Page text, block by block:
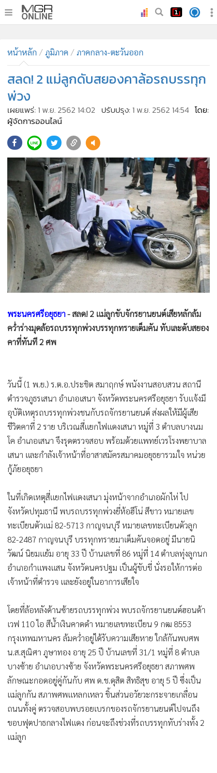
• ทันเหตุการณ์
• ภาคใต้
• ภูมิภาค
• Online Section
• บันเทิง
• ผู้จัดการรายวัน
• คอลัมนิสต์
• ละคร
CbizReview
•
Cyber BIZ
• ผู้จัดกวน
• Good health & Well-being
• Green Innovation & SD
Management & HR
MGR Live
•
Infographic
• การเมือง
ท่องเที่ยว
• กีฬา
• ต่างประเทศ
• จีน
• ชุมชน-คุณภาพชีวิต
• อาชญากรรม
• Motoring
• เกม
• วิทยาศาสตร์
• SMEs
หุ้น
•
อินโดจีน
กองทุนรวม
• Celeb Online
• Factcheck
• ญี่ปุ่น
• News1
หน้าหลัก ภูมิภาค ภาคกลาง-ตะวันออก
สลด! 2 แม่ลูกดับสยองคาล้อรถบรรทุก
พ่วง
เผยแพร่: 1 พ.ย. 2562 14:02 ปรับปรุง: 1 พ.ย. 2562 14:54 โดย:
ผู้จัดการออนไลน์
พระนครศรีอยุธยา- สลด! 2 แม่ลูกขับจักรยานยนต์เสียหลักล้ม
คว่ำร่างมุดล้อรถบรรทุกพ่วงบรรทุกทรายเต็มคัน ทับเละดับสยอง
คาที่ทันที 2 ศพ
วันนี้ (1 พ.ย.) ร.ต.อ.ประชิต สมาฤกษ์ พนังงานสอบสวน สถานี
ตำรวจภูธรเสนา อำเภอเสนา จังหวัดพระนครศรีอยุธยา รับแจ้งมี
อุบัติเหตุรถบรรทุกพ่วงชนกับรถจักรยานยนต์ ส่งผลให้มีผู้เสีย
ชีวิตคาที่ 2 ราย บริเวณสี่แยกไฟแดงเสนา หมู่ที่ 3 ตำบลบางนม
โค อำเภอเสนา จึงรุดตรวจสอบ พร้อมด้วยแพทย์เวรโรงพยาบาล
เสนา และกำลังเจ้าหน้าที่อาสาสมัครสมาคมอยุธยารวมใจ หน่วย
กู้ภัยอยุธยา
ในที่เกิดเหตุสี่แยกไฟแดงเสนา มุ่งหน้าจากอำเภอผักไห่ ไป
จังหวัดปทุมธานี พบรถบรรทุกพ่วงยี่ห้อฮีโน่ สีขาว หมายเลข
ทะเบียนตัวแม่ 82-5713 กาญจนบุรี หมายเลขทะเบียนตัวลูก
82-2487 กาญจนบุรี บรรทุกทรายมาเต็มคันจอดอยู่ มีนายนิ
วัฒน์ นิยมแย้ม อายุ 33 ปี บ้านเลขที่ 86 หมู่ที่ 14 ตำบลทุ่งลูกนก
อำเภอกำแพงแสน จังหวัดนครปฐม เป็นผู้ขับขี่ นั่งรอให้การต่อ
เจ้าหน้าที่ตำรวจ และยังอยู่ในอาการเสียใจ
โดยที่ล้อหลังด้านซ้ายรถบรรทุกพ่วง พบรถจักรยานยนต์ฮอนด้า
เวฟ 110 ไอ สีน้ำเงินคาดดำ หมายเลขทะเบียน 9 กฒ 8553
กรุงเทพมหานคร ล้มคว่ำอยู่ได้รับความเสียหาย ใกล้กันพบศพ
น.ส.สุณิศา ภูษาทอง อายุ 25 ปี บ้านเลขที่ 31/1 หมู่ที่ 8 ตำบล
บางซ้าย อำเภอบางซ้าย จังหวัดพระนครศรีอยุธยา สภาพศพ
ลักษณะกอดอยู่คู่กันกับ ศพ ด.ช.ดุสิต สิทธิสุข อายุ 5 ปี ซึ่งเป็น
แม่ลูกกัน สภาพศพแหลกเหลว ชิ้นส่วนอวัยวะกระจายเกลื่อน
ถนนทั้งคู่ ตรวจสอบพบรอยเบรกของรถจักรยานยนต์ไปจนถึง
ขอบฟุตปาธกลางไฟแดง ก่อนจะถึงช่วงที่รถบรรทุกทับร่างทั้ง 2
แม่ลูก